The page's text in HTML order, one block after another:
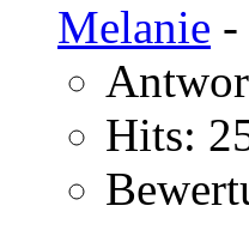
Melanie -
Hits: